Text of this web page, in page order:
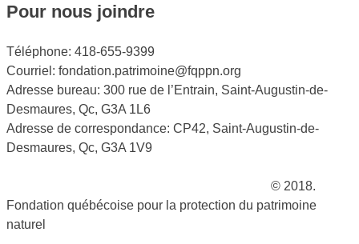
Pour nous joindre
Téléphone: 418-655-9399
Courriel: fondation.patrimoine@fqppn.org
Adresse bureau: 300 rue de l’Entrain, Saint-Augustin-de-
Desmaures, Qc, G3A 1L6
Adresse de correspondance: CP42, Saint-Augustin-de-
Desmaures, Qc, G3A 1V9
© 2018.
Fondation québécoise pour la protection du patrimoine
naturel